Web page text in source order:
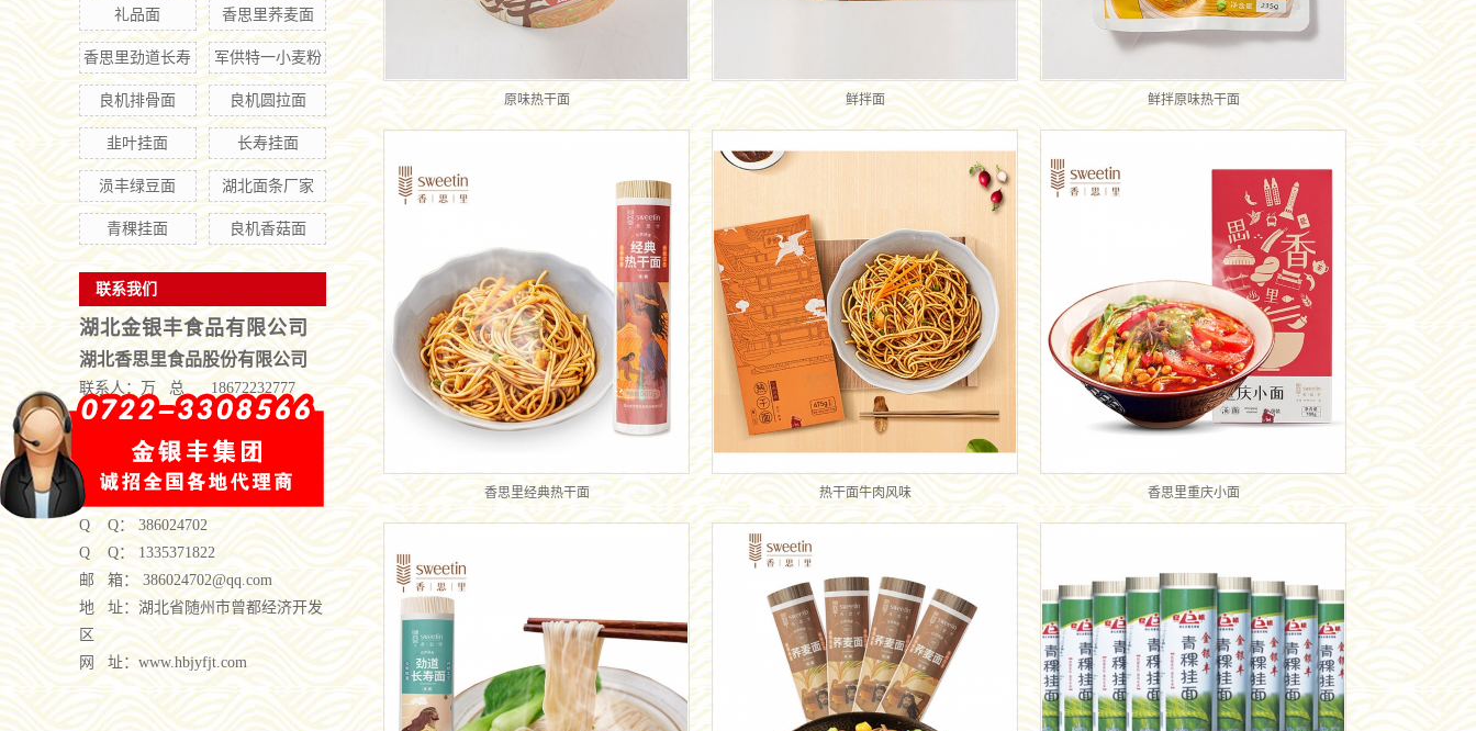
礼品面 香思里荞麦面
香思里劲道长寿 军供特一小麦粉
良机排骨面 良机圆拉面
韭叶挂面 长寿挂面
涢丰绿豆面 湖北面条厂家
青稞挂面 良机香菇面
联系我们
湖北金银丰食品有限公司
湖北香思里食品股份有限公司
联系人：
万 总 18672232777
李经理 18972998610
黄经理 18672235696
电 话： 0722-3308566
传 真： 0722-3308502
Q Q： 386024702
Q Q： 1335371822
邮 箱： 386024702@qq.com
地 址：湖北省随州市曾都经济开发
区
网 址：www.hbjyfjt.com
原味热干面 鲜拌面 鲜拌原味热干面
香思里经典热干面 热干面牛肉风味 香思里重庆小面